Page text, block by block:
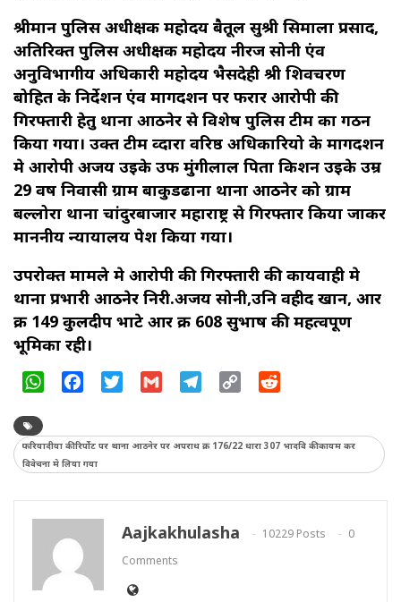
श्रीमान पुलिस अधीक्षक महोदय बैतूल सुश्री सिमाला प्रसाद,
अतिरिक्त पुलिस अधीक्षक महोदय नीरज सोनी एंव
अनुविभागीय अधिकारी महोदय भैसदेही श्री शिवचरण
बोहित के निर्देशन एंव मार्गदर्शन पर फरार आरोपी की
गिरफ्तारी हेतु थाना आठनेर से विशेष पुलिस टीम का गठन
किया गया। उक्त टीम व्दारा वरिष्ठ अधिकारियो के मार्गदर्शन
मे आरोपी अजय उईके उर्फ मुंगीलाल पिता किशन उईके उम्र
29 वर्ष निवासी ग्राम बाकुडढाना थाना आठनेर को ग्राम
बल्लोरा थाना चांदुरबाजार महाराष्ट्र से गिरफ्तार किया जाकर
माननीय न्यायालय पेश किया गया।
उपरोक्त मामले मे आरोपी की गिरफ्तारी की कार्यवाही मे
थाना प्रभारी आठनेर निरी.अजय सोनी,उनि वहीद खान, आर
क्र 149 कुलदीप भाटे आर क्र 608 सुभाष की महत्वपूर्ण
भूमिका रही।
WhatsAppFacebookTwitter Gmail Telegram
Copy
फरियादीया की रिर्पोट पर थाना आठनेर पर अपराध क्र 176/22 धारा 307 भादवि की कायम कर
विवेचना मे लिया गया
Aajkakhulasha 10229 Posts
0
Comments